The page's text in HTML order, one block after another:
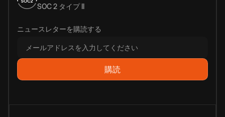
SOC 2 タイプ II
ニュースレターを購読する